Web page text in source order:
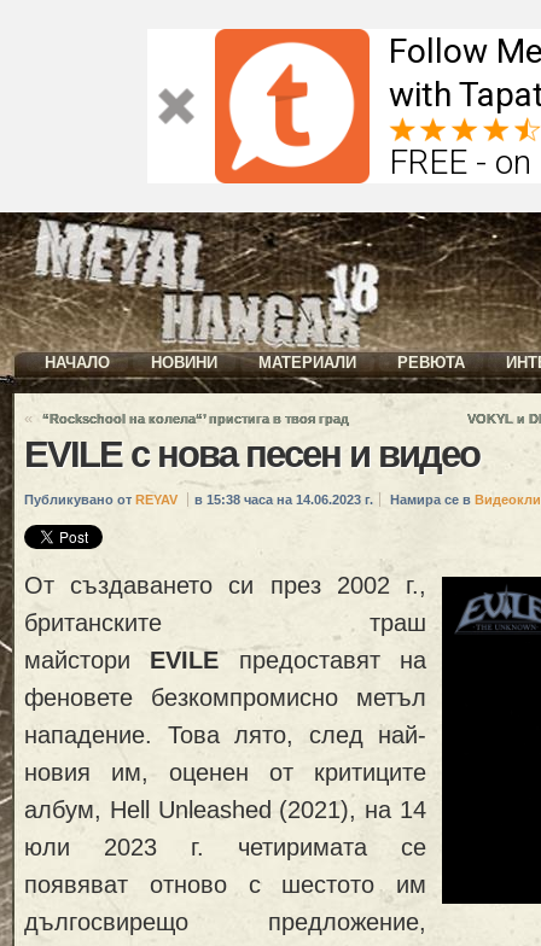
Follow
with
FREE -
НАЧАЛО НОВИНИ МАТЕРИАЛИ РЕВЮТА
« “Rockschool на колела“’ пристига в твоя град VOKYL и
EVILE с нова песен и видео
Публикувано от REYAV в 15:38 часа на 14.06.2023 г. Намира се в
От създаването си през 2002 г.,
британските траш
майсториEVILEпредоставят на
феновете безкомпромисно метъл
нападение. Това лято, след най-
новия им, оценен от критиците
албум, Hell Unleashed (2021), на 14
юли 2023 г. четиримата се
появяват отново с шестото им
дългосвирещо предложение,